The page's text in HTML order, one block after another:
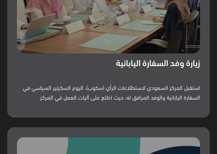
زيارة وفد السفارة اليابانية
استقبل المركز السعودي لاستطلاعات الرأي (سكوب)، اليوم السكرتير السياسي في
السفارة اليابانية والوفد المرافق له، حيث اطلع على آليات العمل في المركز